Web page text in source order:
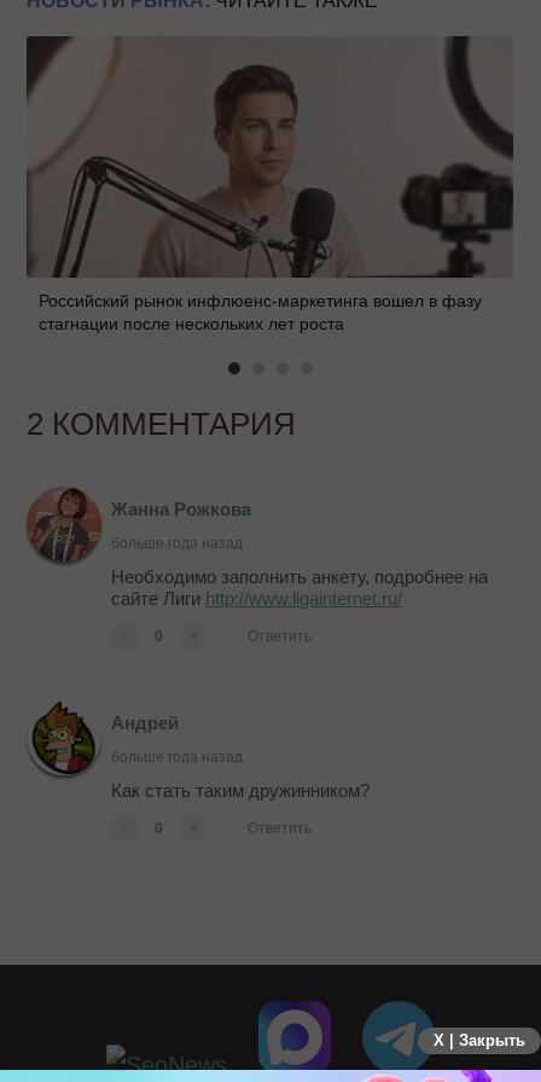
Российский рынок инфлюенс-маркетинга вошел в фазу
стагнации после нескольких лет роста
2 КОММЕНТАРИЯ
Жанна Рожкова
больше года назад
Необходимо заполнить анкету, подробнее на
сайте Лиги http://www.ligainternet.ru/
0 Ответить
Андрей
больше года назад
Как стать таким дружинником?
0 Ответить
X | Закрыть